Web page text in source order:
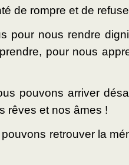
de rompre et de
pour nous rendre
pour nous
pouvons arriver
rêves et nos âmes !
retrouver la